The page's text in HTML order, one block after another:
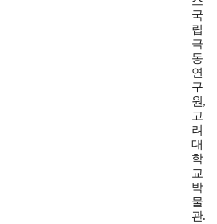
국
립
극
동
연
구
원,
고
려
대
학
교
박
물
관.